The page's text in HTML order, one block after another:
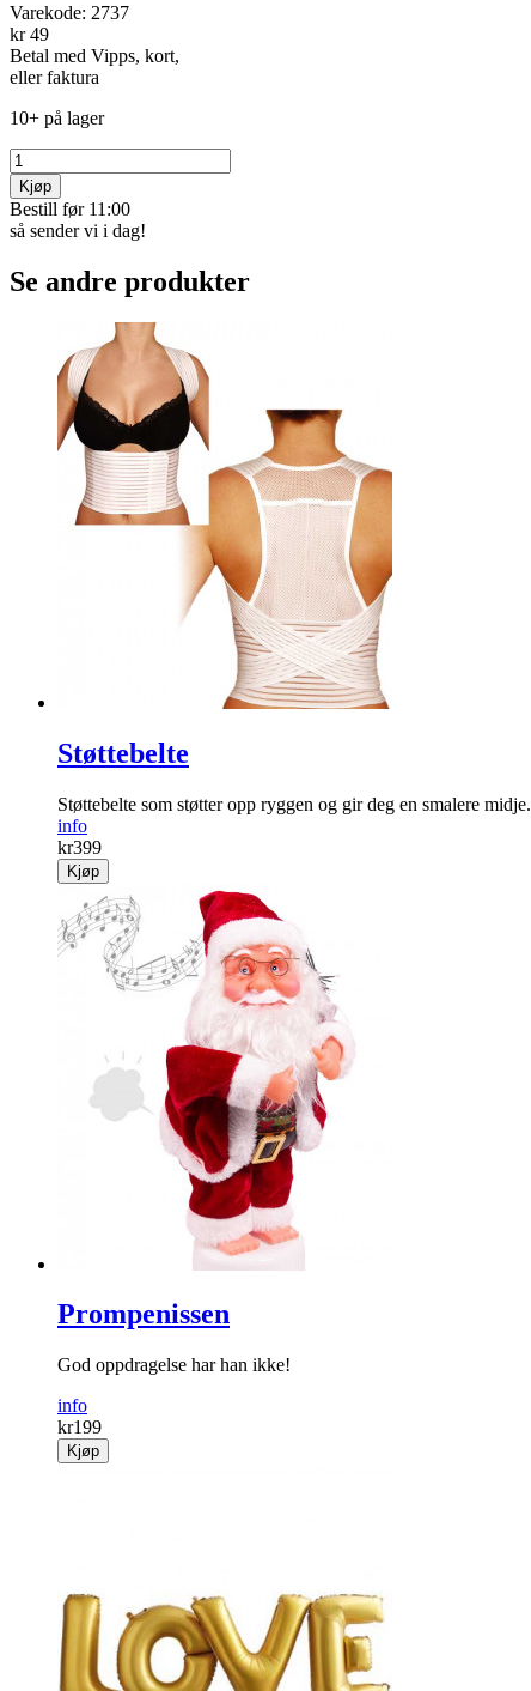
Varekode: 2737
kr 49
Betal med Vipps, kort,
eller faktura
10+ på lager
Kjøp
Bestill før 11:00
så sender vi i dag!
Se andre produkter
Støttebelte
Støttebelte som støtter opp ryggen og gir deg en smalere midje.
info
kr399
Kjøp
Prompenissen
God oppdragelse har han ikke!
info
kr199
Kjøp